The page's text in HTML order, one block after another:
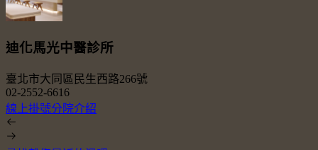
迪化馬光中醫診所
臺北市大同區民生西路266號
02-2552-6616
線上掛號分院介紹